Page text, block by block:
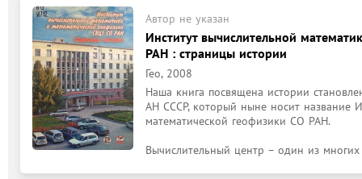
Автор не указан
Институт вычислительной
РАН : страницы истории
Гео, 2008
Наша книга посвящена истории
АН СССР, который ныне носит название
математической геофизики СО РАН.
Вычислительный центр – один из